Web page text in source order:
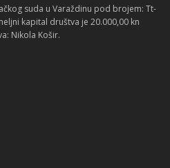
suda u Varaždinu pod brojem: Tt-
kapital društva je 20.000,00 kn
Nikola Košir.